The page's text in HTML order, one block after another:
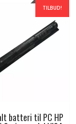
TILBUD!
batteri til PC HP